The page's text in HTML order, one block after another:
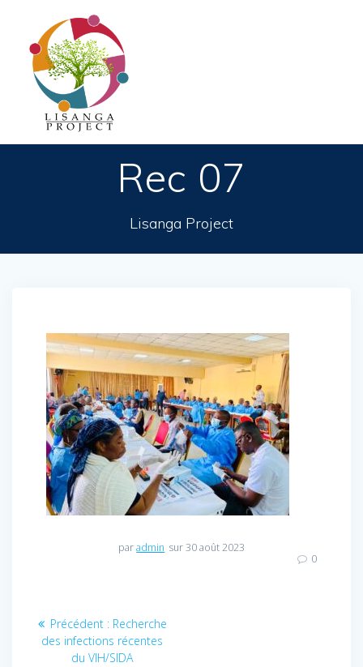
Rec 07
Lisanga Project
paradmin sur 30 août 2023
0
Navigation
Précédent : Article
précédent
:
Recherche
des infections récentes
du VIH/SIDA